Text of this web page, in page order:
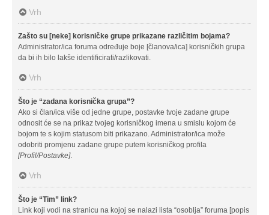
Vrh
Zašto su [neke] korisničke grupe prikazane različitim bojama?
Administrator/ica foruma određuje boje [članova/ica] korisničkih grupa
da bi ih bilo lakše identificirati/razlikovati.
Vrh
Što je “zadana korisnička grupa”?
Ako si član/ica više od jedne grupe, postavke tvoje zadane grupe
odnosit će se na prikaz tvojeg korisničkog imena u smislu kojom će
bojom te s kojim statusom biti prikazano. Administrator/ica može
odobriti promjenu zadane grupe putem korisničkog profila
[Profil/Postavke].
Vrh
Što je “Tim” link?
Link koji vodi na stranicu na kojoj se nalazi lista “osoblja” foruma [popis